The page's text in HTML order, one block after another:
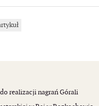
realizacji nagrań Górali